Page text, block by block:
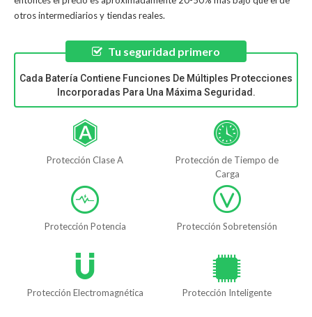
otros intermediarios y tiendas reales.
Tu seguridad primero
Cada Batería Contiene Funciones De Múltiples Protecciones
Incorporadas Para Una Máxima Seguridad.
Protección Clase A
Protección de Tiempo de
Carga
Protección Potencia Protección Sobretensión
Protección Electromagnética Protección Inteligente